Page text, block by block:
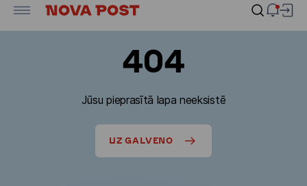
404
Jūsu pieprasītā lapa neeksistē
UZ GALVENO